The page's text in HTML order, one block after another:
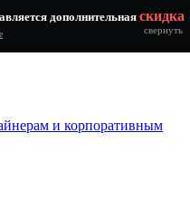
дополнительная скидка
свернуть
и корпоративным